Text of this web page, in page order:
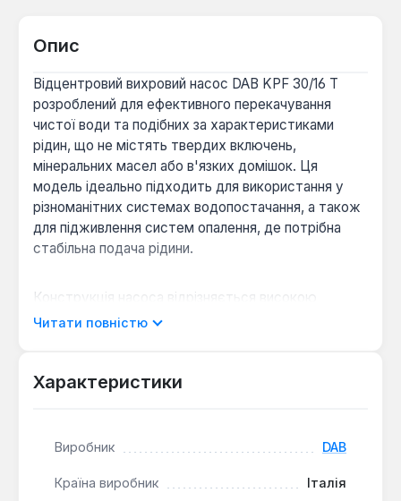
Опис
Відцентровий вихровий насос DAB KPF 30/16 T
розроблений для ефективного перекачування
чистої води та подібних за характеристиками
рідин, що не містять твердих включень,
мінеральних масел або в'язких домішок. Ця
модель ідеально підходить для використання у
різноманітних системах водопостачання, а також
для підживлення систем опалення, де потрібна
стабільна подача рідини.
Конструкція насоса відрізняється високою
надійністю завдяки використанню якісних
латуні, а вал двигуна – з нержавіючої сталі. Це
35°C.
Надійні матеріали:Гідравлічний корпус та
Читати повністю
Характеристики
Виробник DAB
Країна виробник Італія